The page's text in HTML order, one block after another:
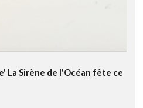
La Sirène de l'Océan fête ce